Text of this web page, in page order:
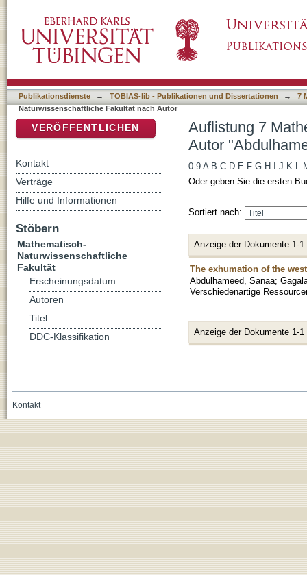
Publikationsdienste → TOBIAS-lib - Publikationen und Dissertationen →
7
Naturwissenschaftliche Fakultät nach Autor
Auflistung 7
Autor
0-9 A B C D E F G H J K L
Oder geben Sie die ersten
Sortiert nach:
Anzeige der Dokumente 1-1
The exhumation of the
Abdulhameed, Sanaa;
Verschiedenartige
Anzeige der Dokumente 1-1
VERÖFFENTLICHEN
Kontakt
Verträge
Hilfe und Informationen
Stöbern
Mathematisch-
Naturwissenschaftliche
Fakultät
Erscheinungsdatum
Autoren
Titel
DDC-Klassifikation
Kontakt